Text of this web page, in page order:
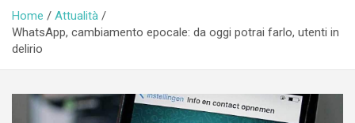
Home
Attualità
WhatsApp, cambiamento epocale: da oggi potrai farlo, utenti in
delirio